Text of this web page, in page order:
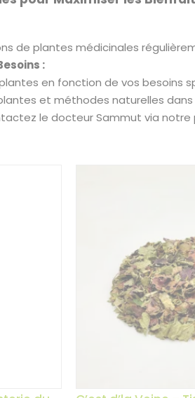
de plantes médicinales
:
en fonction de vos besoins
et méthodes naturelles
le docteur Sammut via